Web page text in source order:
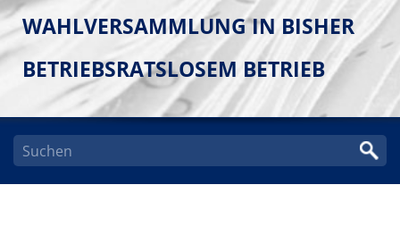
WAHLVERSAMMLUNG IN BISHER
BETRIEBSRATSLOSEM BETRIEB